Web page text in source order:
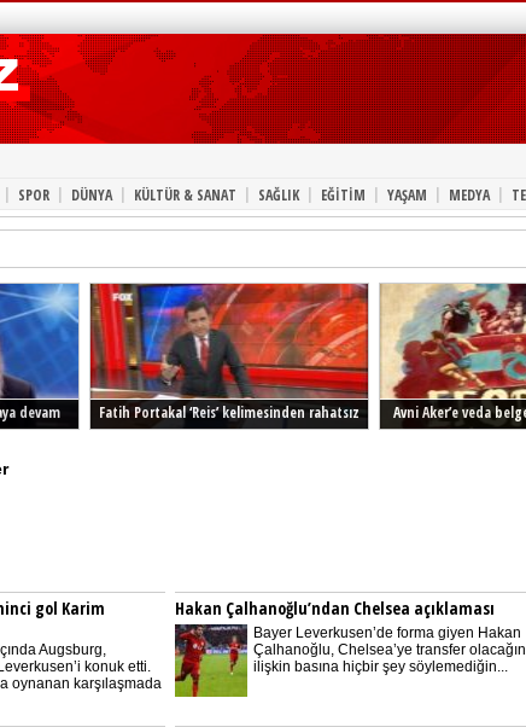
| SPOR | DÜNYA | KÜLTÜR & SANAT | SAĞLIK | EĞİTİM | YAŞAM | MEDYA |
devam
Fatih Portakal ‘Reis’ kelimesinden rahatsız
Avni Aker’e veda
gol Karim
Augsburg,
konuk etti.
oynanan karşılaşmada
Hakan Çalhanoğlu’ndan Chelsea açıklaması
Bayer Leverkusen’de forma giyen Hakan
Çalhanoğlu, Chelsea’ye transfer
ilişkin basına hiçbir şey söylemediğin...